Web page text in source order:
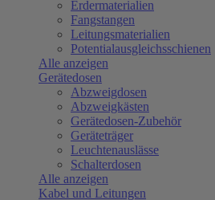
Erdermaterialien
Fangstangen
Leitungsmaterialien
Potentialausgleichsschienen
Alle anzeigen
Gerätedosen
Abzweigdosen
Abzweigkästen
Gerätedosen-Zubehör
Geräteträger
Leuchtenauslässe
Schalterdosen
Alle anzeigen
Kabel und Leitungen